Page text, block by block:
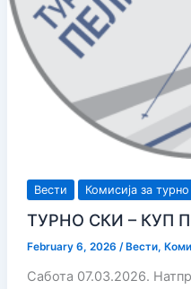
Вести Комисија за
ТУРНО СКИ – КУП
February 6, 2026 / Вести,
Сабота 07.03.2026.